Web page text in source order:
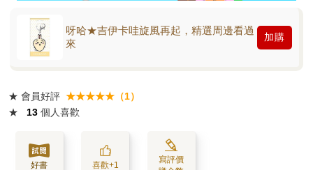
呀哈★吉伊卡哇旋風再起，精選周邊看過
來
加購
★ 會員好評 ★★★★★（1）
★
13 個人喜歡
好書 喜歡+1
寫評價